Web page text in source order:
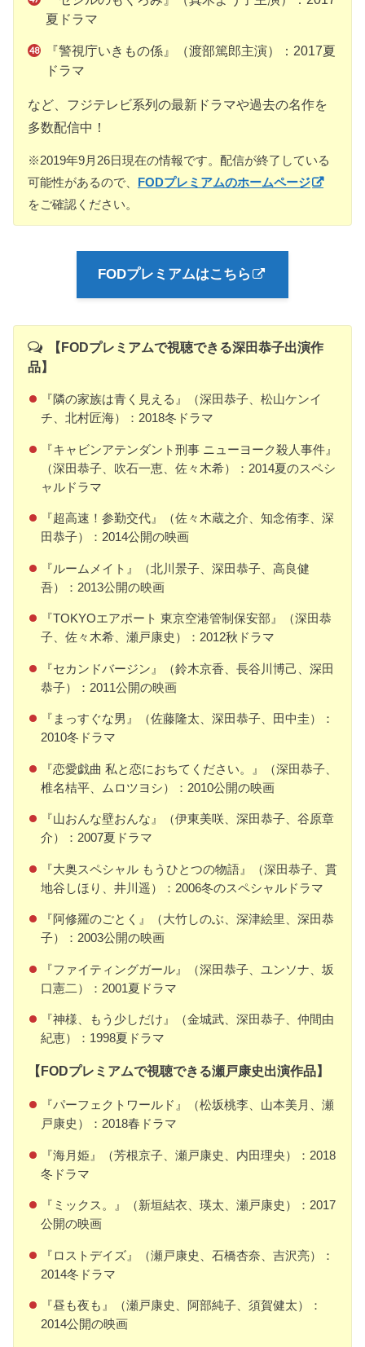
夏ドラマ
『警視庁いきもの係』（渡部篤郎主演）：2017夏
ドラマ
など、フジテレビ系列の最新ドラマや過去の名作を
多数配信中！
※2019年9月26日現在の情報です。配信が終了している
可能性があるので、 FODプレミアムのホームページ
をご確認ください。
FODプレミアムはこちら
【FODプレミアムで視聴できる深田恭子出演作
品】
『隣の家族は青く見える』（深田恭子、松山ケンイ
チ、北村匠海）：2018冬ドラマ
『キャビンアテンダント刑事 ニューヨーク殺人事件』
（深田恭子、吹石一恵、佐々木希）：2014夏のスペシ
ャルドラマ
『超高速！参勤交代』（佐々木蔵之介、知念侑李、深
田恭子）：2014公開の映画
『ルームメイト』（北川景子、深田恭子、高良健
吾）：2013公開の映画
『TOKYOエアポート 東京空港管制保安部』（深田恭
子、佐々木希、瀬戸康史）：2012秋ドラマ
『セカンドバージン』（鈴木京香、長谷川博己、深田
恭子）：2011公開の映画
『まっすぐな男』（佐藤隆太、深田恭子、田中圭）：
2010冬ドラマ
『恋愛戯曲 私と恋におちてください。』（深田恭子、
椎名桔平、ムロツヨシ）：2010公開の映画
『山おんな壁おんな』（伊東美咲、深田恭子、谷原章
介）：2007夏ドラマ
『大奥スペシャル もうひとつの物語』（深田恭子、貫
地谷しほり、井川遥）：2006冬のスペシャルドラマ
『阿修羅のごとく』（大竹しのぶ、深津絵里、深田恭
子）：2003公開の映画
『ファイティングガール』（深田恭子、ユンソナ、坂
口憲二）：2001夏ドラマ
『神様、もう少しだけ』（金城武、深田恭子、仲間由
紀恵）：1998夏ドラマ
【FODプレミアムで視聴できる瀬戸康史出演作品】
『パーフェクトワールド』（松坂桃李、山本美月、瀬
戸康史）：2018春ドラマ
『海月姫』（芳根京子、瀬戸康史、内田理央）：2018
冬ドラマ
『ミックス。』（新垣結衣、瑛太、瀬戸康史）：2017
公開の映画
『ロストデイズ』（瀬戸康史、石橋杏奈、吉沢亮）：
2014冬ドラマ
『昼も夜も』（瀬戸康史、阿部純子、須賀健太）：
2014公開の映画